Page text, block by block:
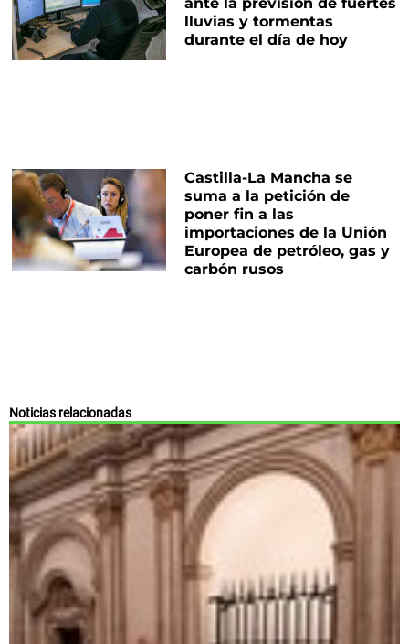
lluvias y tormentas
durante el día de hoy
Castilla-La Mancha se
suma a la petición de
poner fin a las
importaciones de la Unión
Europea de petróleo, gas y
carbón rusos
Noticias relacionadas